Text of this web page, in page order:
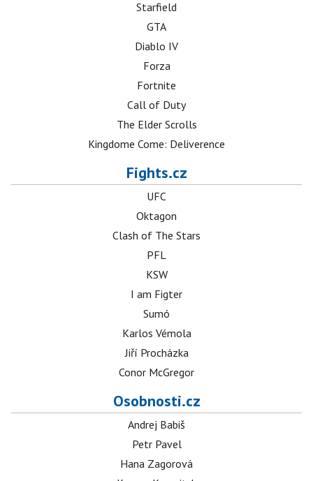
Starfield
GTA
Diablo IV
Forza
Fortnite
Call of Duty
The Elder Scrolls
Kingdome Come: Deliverence
Fights.cz
UFC
Oktagon
Clash of The Stars
PFL
KSW
I am Figter
Sumó
Karlos Vémola
Jiří Procházka
Conor McGregor
Osobnosti.cz
Andrej Babiš
Petr Pavel
Hana Zagorová